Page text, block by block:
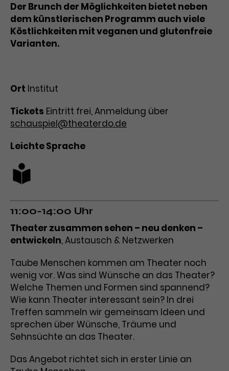
Der Brunch der Möglichkeiten bietet neben
dem künstlerischen Programm auch viele
Köstlichkeiten mit veganen und glutenfreie
Varianten.
Ort Institut
Tickets Eintritt frei, Anmeldung über
schauspiel@theaterdo.de
Leichte Sprache
11:00-14:00 Uhr
Theater zusammen sehen – neu denken –
entwickeln, Austausch & Netzwerken
Taube Menschen kommen am Theater noch
wenig vor. Was sind Wünsche an das Theater?
Welche Themen und Formen sind spannend?
Wie kann Theater interessant sein? In drei
Treffen sammeln wir gemeinsam Ideen und
sprechen über Wünsche, Träume und
Sehnsüchte an das Theater.
Das Angebot richtet sich in erster Linie an